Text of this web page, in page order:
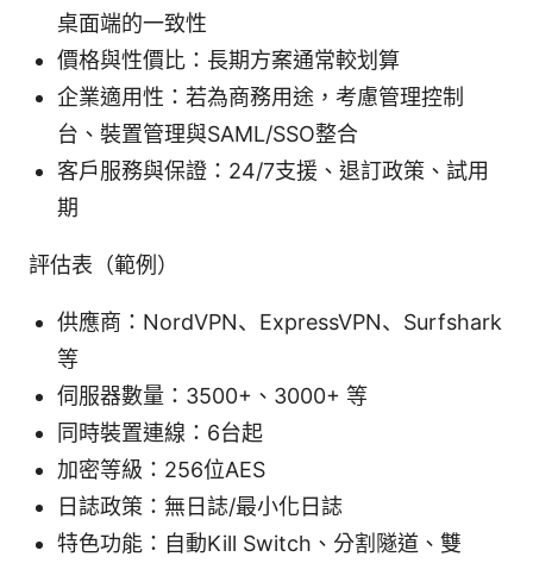
桌面端的一致性
價格與性價比：長期方案通常較划算
企業適用性：若為商務用途，考慮管理控制
台、裝置管理與SAML/SSO整合
客戶服務與保證：24/7支援、退訂政策、試用
期
評估表（範例）
供應商：NordVPN、ExpressVPN、Surfshark
等
伺服器數量：3500+、3000+ 等
同時裝置連線：6台起
加密等級：256位AES
日誌政策：無日誌/最小化日誌
特色功能：自動Kill Switch、分割隧道、雙